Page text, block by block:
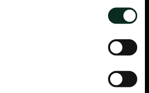
Funèbres des Communes Associées